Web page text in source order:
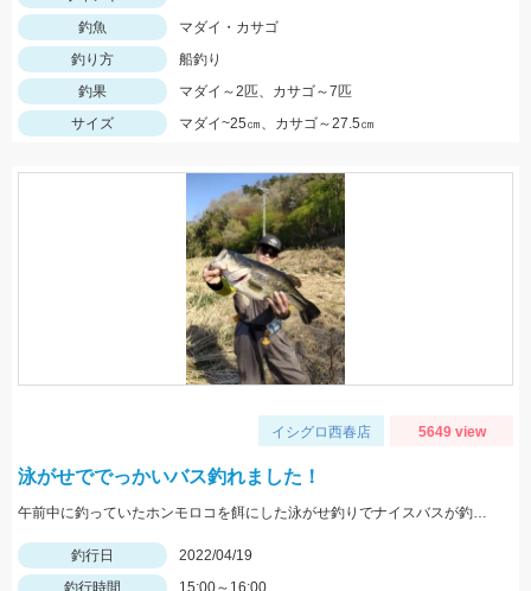
釣魚
マダイ・カサゴ
釣り方
船釣り
釣果
マダイ～2匹、カサゴ～7匹
サイズ
マダイ~25㎝、カサゴ～27.5㎝
イシグロ西春店 5649 view
泳がせででっかいバス釣れました！
午前中に釣っていたホンモロコを餌にした泳がせ釣りでナイスバスが釣れました！
釣行日
2022/04/19
釣行時間
15:00～16:00